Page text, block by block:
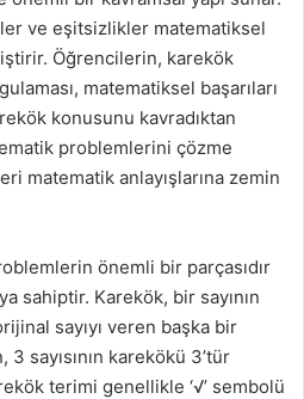
ve eşitsizlikler matematiksel
Öğrencilerin, karekök
matematiksel başarıları
konusunu kavradıktan
problemlerini çözme
matematik anlayışlarına zemin
önemli bir parçasıdır
sahiptir. Karekök, bir sayının
sayıyı veren başka bir
3 sayısının karekökü 3’tür
terimi genellikle ‘√’ sembolü